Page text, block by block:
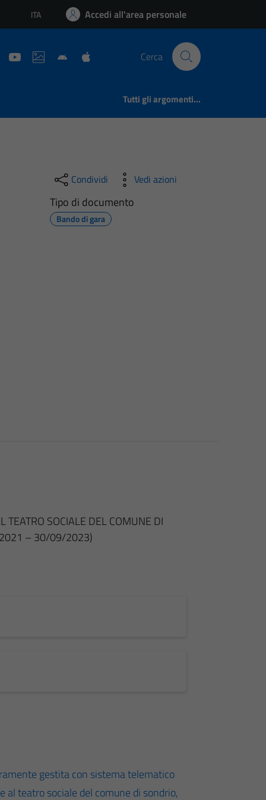
Lingua attiva:
ITA Accedi all'area personale
Cerca
Tutti gli argomenti...
Condividi Vedi azioni
Tipo di documento
Bando di gara
TEATRO SOCIALE DEL COMUNE DI
2021 – 30/09/2023)
gestita con sistema telematico
al teatro sociale del comune di sondrio,